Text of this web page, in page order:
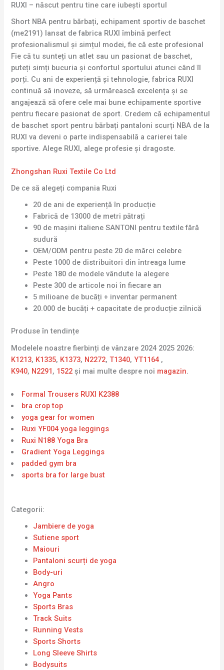
RUXI – născut pentru tine care iubești sportul
Short NBA pentru bărbați, echipament sportiv de baschet
(me2191) lansat de fabrica RUXI îmbină perfect
profesionalismul și simțul modei, fie că este profesional
Fie că tu sunteți un atlet sau un pasionat de baschet,
puteți simți bucuria și confortul sportului atunci când îl
porți. Cu ani de experiență și tehnologie, fabrica RUXI
continuă să inoveze, să urmărească excelența și se
angajează să ofere cele mai bune echipamente sportive
pentru fiecare pasionat de sport. Credem că echipamentul
de baschet sport pentru bărbați pantaloni scurți NBA de la
RUXI va deveni o parte indispensabilă a carierei tale
sportive. Alege RUXI, alege profesie și dragoste.
Zhongshan Ruxi Textile Co Ltd
De ce să alegeți compania Ruxi
20 de ani de experiență în producție
Fabrică de 13000 de metri pătrați
90 de mașini italiene SANTONI pentru textile fără
sudură
OEM/ODM pentru peste 20 de mărci celebre
Peste 1000 de distribuitori din întreaga lume
Peste 180 de modele vândute la alegere
Peste 300 de articole noi în fiecare an
5 milioane de bucăți + inventar permanent
20.000 de bucăți + capacitate de producție zilnică
Produse în tendințe
Modelele noastre fierbinți de vânzare 2024 2025 2026:
K1213, K1335, K1373, N2272,T1340,YT1164 ,
K940, N2291, 1522și mai multe despre noi magazin.
Formal Trousers RUXI K2388
bra crop top
yoga gear for women
Ruxi YF004 yoga leggings
Ruxi N188 Yoga Bra
Gradient Yoga Leggings
padded gym bra
sports bra for large bust
Categorii:
Jambiere de yoga
Sutiene sport
Maiouri
Pantaloni scurți de yoga
Body-uri
Angro
Yoga Pants
Sports Bras
Track Suits
Running Vests
Sports Shorts
Long Sleeve Shirts
Bodysuits